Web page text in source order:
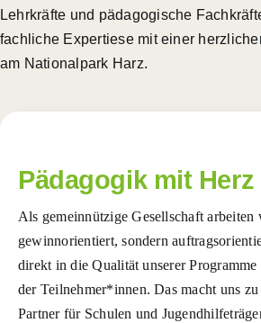
Lehrkräfte und pädagogische
fachliche Expertiese mit einer
am Nationalpark Harz.
Pädagogik mit
Als gemeinnützige Gesellschaft arbeiten
gewinnorientiert, sondern
direkt in die Qualität unserer
der Teilnehmer*innen.Das macht uns
Partner für Schulen und